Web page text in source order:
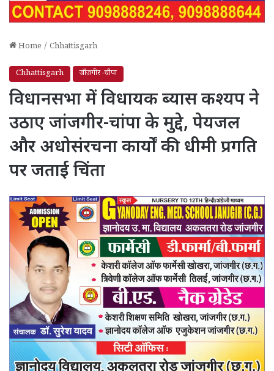
Home / Chhattisgarh
Chhattisgarh जाँजगीर -चाँपा
विधानसभा में विधायक ब्यास कश्यप ने
उठाए जांजगीर-चांपा के मुद्दे, पेयजल
और अधोसंरचना कार्यों की धीमी प्रगति
पर जताई चिंता